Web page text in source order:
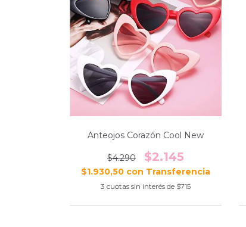
Anteojos Corazón Cool New
$4.290 $2.145
$1.930,50 con
3 cuotas sin interés de $715